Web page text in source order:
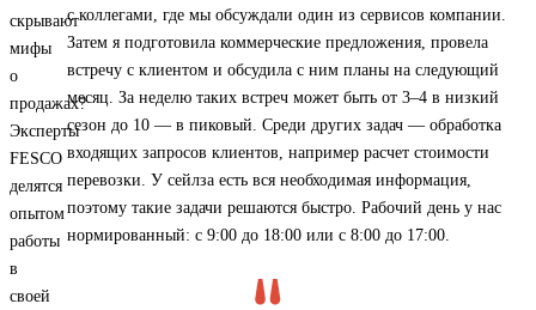
с коллегами, где мы обсуждали один из сервисов компании.
Затем я подготовила коммерческие предложения, провела
встречу с клиентом и обсудила с ним планы на следующий
месяц. За неделю таких встреч может быть от 3–4 в низкий
сезон до 10 — в пиковый. Среди других задач — обработка
входящих запросов клиентов, например расчет стоимости
перевозки. У сейлза есть вся необходимая информация,
поэтому такие задачи решаются быстро. Рабочий день у нас
нормированный: с 9:00 до 18:00 или с 8:00 до 17:00.